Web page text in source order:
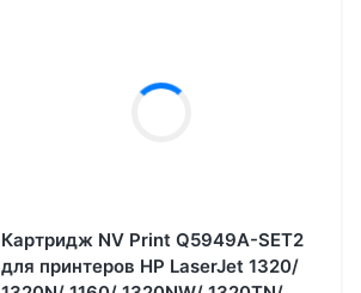
Картридж NV Print Q5949A-SET2
для принтеров HP LaserJet 1320/